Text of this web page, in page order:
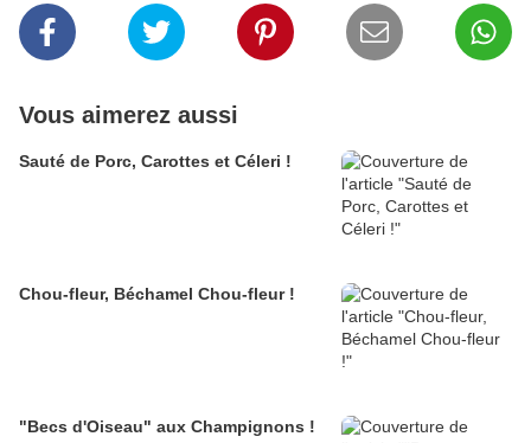
Vous aimerez aussi
Sauté de Porc, Carottes et Céleri !
Chou-fleur, Béchamel Chou-fleur !
"Becs d'Oiseau" aux Champignons !